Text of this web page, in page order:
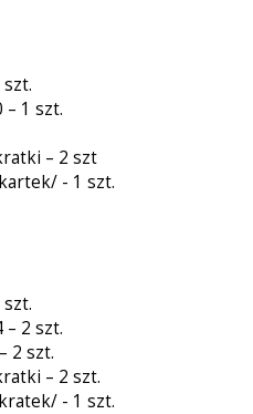
1 szt.
– 2 szt
- 1 szt.
2 szt.
2 szt.
– 2 szt.
- 1 szt.